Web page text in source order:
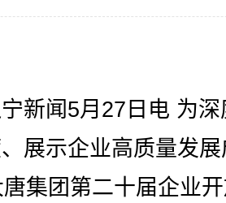
闻5月27日电 为深
展示企业高质量发
集团第二十届企业